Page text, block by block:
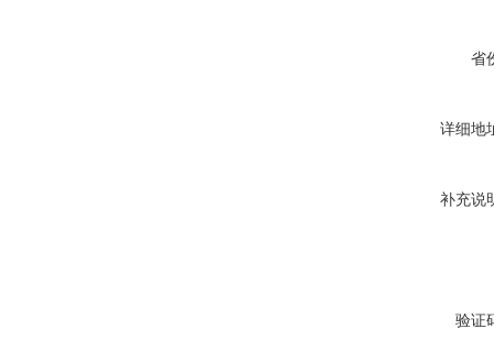
省
详细地
补充说
验证